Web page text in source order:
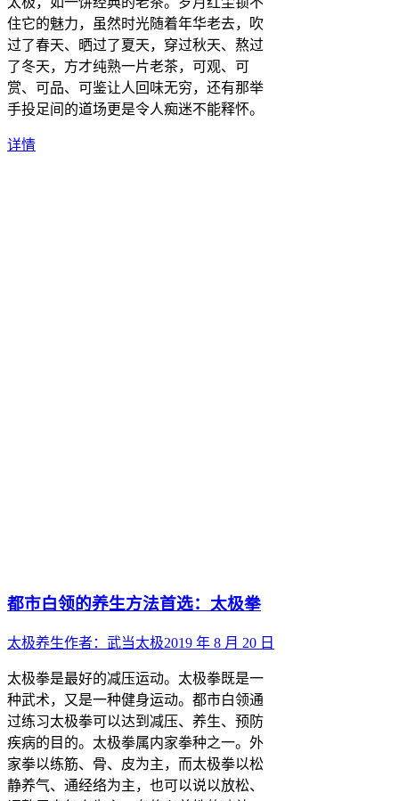
住它的魅力，虽然时光随着年华老去，吹
过了春天、晒过了夏天，穿过秋天、熬过
了冬天，方才纯熟一片老茶，可观、可
赏、可品、可鉴让人回味无穷，还有那举
手投足间的道场更是令人痴迷不能释怀。
详情
都市白领的养生方法首选：太极拳
太极养生作者： 武当太极2019 年 8 月 20 日
太极拳是最好的减压运动。太极拳既是一
种武术，又是一种健身运动。都市白领通
过练习太极拳可以达到减压、养生、预防
疾病的目的。太极拳属内家拳种之一。外
家拳以练筋、骨、皮为主，而太极拳以松
静养气、通经络为主，也可以说以放松、